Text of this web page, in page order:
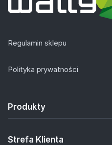
Regulamin sklepu
Polityka prywatności
Produkty
Strefa Klienta